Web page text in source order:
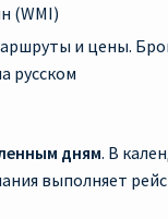
PASS
(WMI)
и цены.
русском
дням. В
выполняет